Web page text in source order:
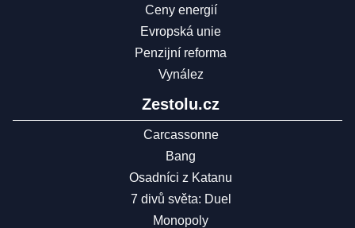
Ceny energií
Evropská unie
Penzijní reforma
Vynález
Zestolu.cz
Carcassonne
Bang
Osadníci z Katanu
7 divů světa: Duel
Monopoly